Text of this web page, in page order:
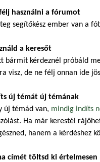
használni a fórumot
segítőkész ember van a
a keresőt
bármit kérdeznél próbáld
visz, de ne félj onnan ide
új témát új témának
új témád van, mindig indíts
Ha már kerestél
hanem a kérdéshez
címét töltsd ki értelmesen